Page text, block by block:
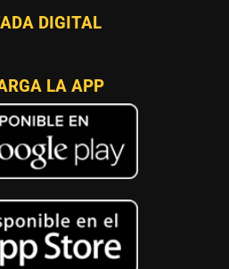
DIGITAL
LA APP